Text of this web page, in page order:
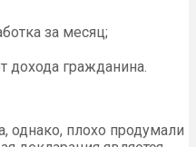
за месяц;
дохода гражданина.
однако, плохо продумали